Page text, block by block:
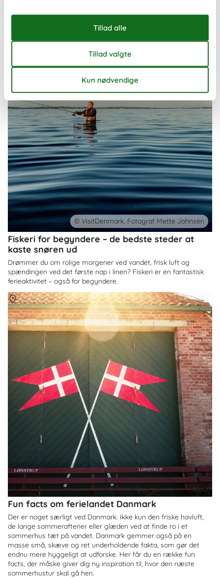
eller en mindre gruppe venner.
Fiskeri for begyndere – de bedste steder at
kaste snøren ud
Drømmer du om rolige morgener ved vandet, frisk luft og
spændingen ved det første nap i linen? Fiskeri er en fantastisk
ferieaktivitet – også for begyndere.
© VisitDenmark, Fotograf Mette Johnsen
Fun facts om ferielandet Danmark
Der er noget særligt ved Danmark. Ikke kun den friske havluft,
de lange sommeraftener eller glæden ved at finde ro i et
sommerhus tæt på vandet. Danmark gemmer også på en
masse små, skæve og ret underholdende fakta, som gør det
endnu mere hyggeligt at udforske. Her får du en række fun
facts, der måske giver dig ny inspiration til, hvor den næste
sommerhustur skal gå hen.
OmDanmark